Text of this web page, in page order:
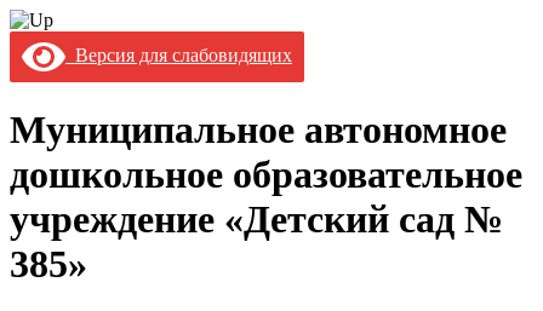
Версия для слабовидящих
Муниципальное автономное
дошкольное образовательное
учреждение «Детский сад №
385»